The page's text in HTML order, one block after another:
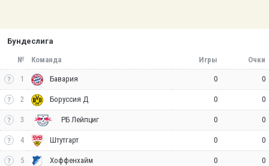
Бундеслига
№ Команда Игры Очки
1 Бавария 0 0
2 Боруссия Д 0 0
3 РБ Лейпциг 0 0
4 Штутгарт 0 0
5 Хоффенхайм 0 0